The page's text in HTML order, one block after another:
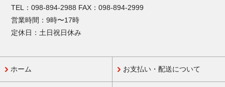
TEL：098-894-2988 FAX：098-894-2999
営業時間：9時〜17時
定休日：土日祝日休み
ホーム お支払い・配送について